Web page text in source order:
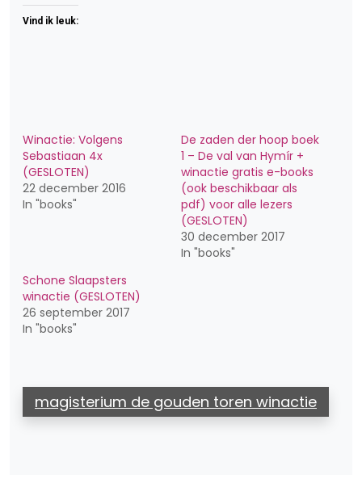
Vind ik leuk:
Winactie: Volgens
Sebastiaan 4x
(GESLOTEN)
22 december 2016
In "books"
De zaden der hoop boek
1 – De val van Hymír +
winactie gratis e-books
(ook beschikbaar als
pdf) voor alle lezers
(GESLOTEN)
30 december 2017
In "books"
Schone Slaapsters
winactie (GESLOTEN)
26 september 2017
In "books"
magisterium de gouden toren winactie